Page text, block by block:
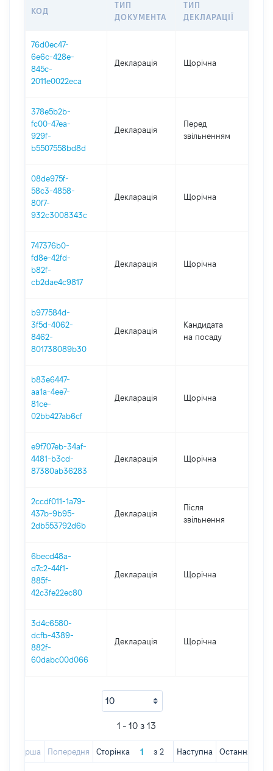
КОД
ТИП
ДОКУМЕНТА
ТИП
ДЕКЛАРАЦІЇ
76d0ec47-
6e6c-428e-
845c-
2011e0022eca
Декларація Щорічна
378e5b2b-
fc00-47ea-
929f-
b5507558bd8d
Декларація
Перед
звільненням
08de975f-
58c3-4858-
80f7-
932c3008343c
Декларація Щорічна
747376b0-
fd8e-42fd-
b82f-
cb2dae4c9817
Декларація Щорічна
b977584d-
3f5d-4062-
8462-
801738089b30
Декларація
Кандидата
на посаду
b83e6447-
aa1a-4ee7-
81ce-
02bb427ab6cf
Декларація Щорічна
e9f707eb-34af-
4481-b3cd-
87380ab36283
Декларація Щорічна
2ccdf011-1a79-
437b-9b95-
2db553792d6b
Декларація
Після
звільнення
6becd48a-
d7c2-44f1-
885f-
42c3fe22ec80
Декларація Щорічна
3d4c6580-
dcfb-4389-
882f-
60dabc00d066
Декларація Щорічна
1 - 10 з 13
Перша Попередня Сторінка з 2 Наступна Остання